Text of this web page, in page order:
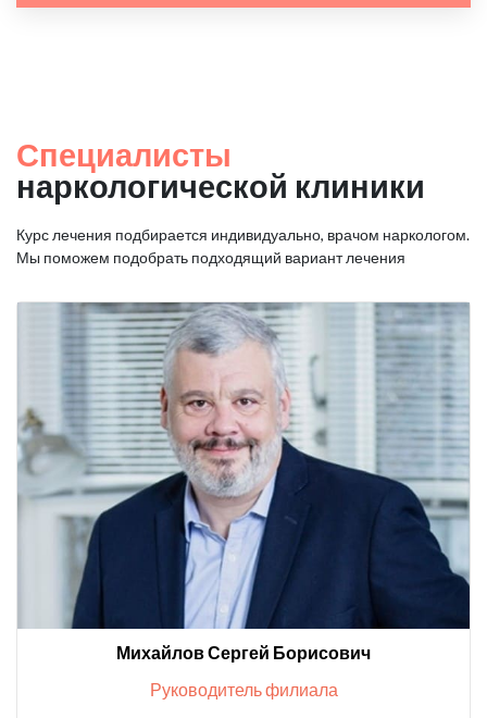
Специалисты
наркологической клиники
Курс лечения подбирается индивидуально, врачом наркологом.
Мы поможем подобрать подходящий вариант лечения
Михайлов Сергей Борисович
Руководитель филиала